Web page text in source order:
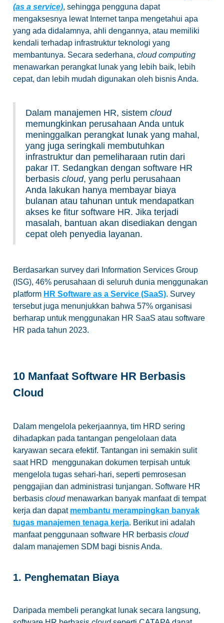
(as a service), sehingga pengguna dapat
mengaksesnya lewat Internet tanpa mengetahui apa
yang ada didalamnya, ahli dengannya, atau memiliki
kendali terhadap infrastruktur teknologi yang
membantunya. Secara sederhana, cloud computing
menawarkan perangkat lunak yang lebih baik, lebih
cepat, dan lebih mudah digunakan oleh bisnis Anda.
Dalam manajemen HR, sistem cloud
memungkinkan perusahaan Anda untuk
meninggalkan perangkat lunak yang mahal,
yang juga seringkali membutuhkan
infrastruktur dan pemeliharaan rutin dari
pakar IT. Sedangkan dengan software HR
berbasis cloud, yang perlu perusahaan
Anda lakukan hanya membayar biaya
bulanan atau tahunan untuk mendapatkan
akses ke fitur software HR. Jika terjadi
masalah, bantuan akan disediakan dengan
cepat oleh penyedia layanan.
Berdasarkan survey dari Information Services Group
(ISG), 46% perusahaan di seluruh dunia menggunakan
platform HR Software as a Service (SaaS). Survey
tersebut juga menunjukkan bahwa 57% organisasi
berharap untuk menggunakan HR SaaS atau software
HR pada tahun 2023.
10 Manfaat Software HR Berbasis
Cloud
Dalam mengelola pekerjaannya, tim HRD sering
dihadapkan pada tantangan pengelolaan data
karyawan secara efektif. Tantangan ini semakin sulit
saat HRD menggunakan dokumen terpisah untuk
mengelola tugas sehari-hari, seperti pemrosesan
penggajian dan administrasi tunjangan. Software HR
berbasis cloud menawarkan banyak manfaat di tempat
kerja dan dapat membantu merampingkan banyak
tugas manajemen tenaga kerja. Berikut ini adalah
manfaat penggunaan software HR berbasis cloud
dalam manajemen SDM bagi bisnis Anda.
1. Penghematan Biaya
Daripada membeli perangkat lunak secara langsung,